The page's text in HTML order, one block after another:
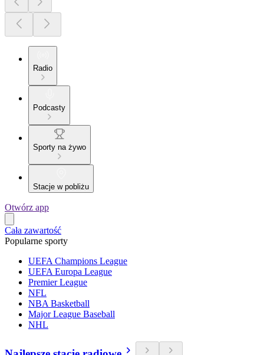
Radio
Podcasty
Sporty na żywo
Stacje w pobliżu
Otwórz app
Cała zawartość
Popularne sporty
UEFA Champions League
UEFA Europa League
Premier League
NFL
NBA Basketball
Major League Baseball
NHL